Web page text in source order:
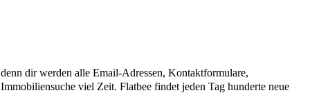
dir werden alle Email-Adressen, Kontaktformulare,
viel Zeit. Flatbee findet jeden Tag hunderte neue